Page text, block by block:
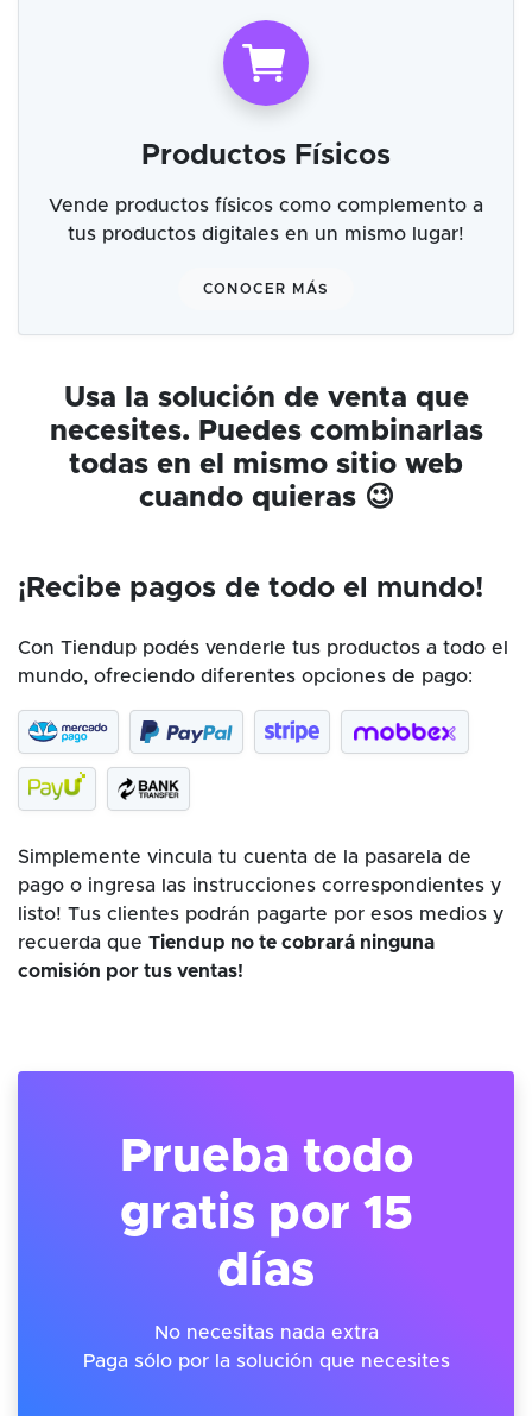
Productos Físicos
Vende productos físicos como complemento a
tus productos digitales en un mismo lugar!
CONOCER MÁS
Usa la solución de venta que
necesites. Puedes combinarlas
todas en el mismo sitio web
cuando quieras 😉
¡Recibe pagos de todo el mundo!
Con Tiendup podés venderle tus productos a todo el
mundo, ofreciendo diferentes opciones de pago:
Simplemente vincula tu cuenta de la pasarela de
pago o ingresa las instrucciones correspondientes y
listo! Tus clientes podrán pagarte por esos medios y
recuerda que Tiendup no te cobrará ninguna
comisión por tus ventas!
Prueba todo
gratis por 15
días
No necesitas nada extra
Paga sólo por la solución que necesites